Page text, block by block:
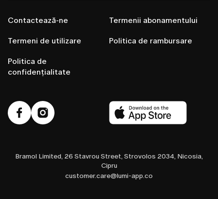
Contactează-ne
Termeni de utilizare
Politica de
confidențialitate
Termenii abonamentului
Politica de rambursare
Bramol Limited, 26 Stavrou Street, Strovolos 2034, Nicosia,
Cipru
customer.care@lumi-app.co